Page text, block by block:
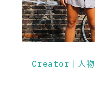
Creator｜人物